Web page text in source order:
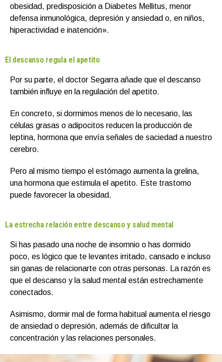
obesidad, predisposición a Diabetes Mellitus, menor
defensa inmunológica, depresión y ansiedad o, en niños,
hiperactividad e inatención».
El descanso regula el apetito
Por su parte, el doctor Segarra añade que el descanso
también influye en la regulación del apetito.
En concreto, si dormimos menos de lo necesario, las
células grasas o adipocitos reducen la producción de
leptina, hormona que envía señales de saciedad a nuestro
cerebro.
Pero al mismo tiempo el estómago aumenta la grelina,
una hormona que estimula el apetito. Este trastorno
puede favorecer la obesidad.
La estrecha relación entre descanso y salud mental
Si has pasado una noche de insomnio o has dormido
poco, es lógico que te levantes irritado, cansado e incluso
sin ganas de relacionarte con otras personas. La razón es
que el descanso y la salud mental están estrechamente
conectados.
Asimismo, dormir mal de forma habitual aumenta el riesgo
de ansiedad o depresión, además de dificultar la
concentración y las relaciones personales.